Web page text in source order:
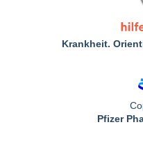
Krankheit.
Pfizer